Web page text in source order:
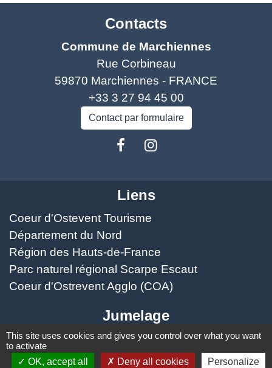
Contacts
Commune de Marchiennes
Rue Corbineau
59870 Marchiennes - FRANCE
+33 3 27 94 45 00
Contact par formulaire
Liens
Coeur d'Ostevent Tourisme
Département du Nord
Région des Hauts-de-France
Parc naturel régional Scarpe Escaut
Coeur d'Ostrevent Agglo (COA)
Jumelage
Speldhurst (Kent - ANGLETERRE)
This site uses cookies and gives you control over what you want
to activate
OK, accept all
Deny all cookies Personalize